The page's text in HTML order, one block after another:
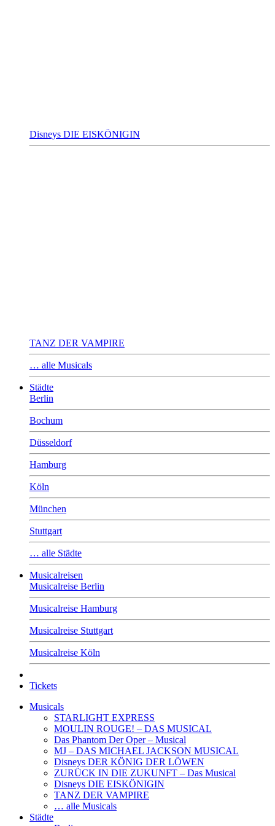
Disneys DIE EISKÖNIGIN
TANZ DER VAMPIRE
… alle Musicals
Städte
Berlin
Bochum
Düsseldorf
Hamburg
Köln
München
Stuttgart
… alle Städte
Musicalreisen
Musicalreise Berlin
Musicalreise Hamburg
Musicalreise Stuttgart
Musicalreise Köln
Tickets
Musicals
STARLIGHT EXPRESS
MOULIN ROUGE! – DAS MUSICAL
Das Phantom Der Oper – Musical
MJ – DAS MICHAEL JACKSON MUSICAL
Disneys DER KÖNIG DER LÖWEN
ZURÜCK IN DIE ZUKUNFT – Das Musical
Disneys DIE EISKÖNIGIN
TANZ DER VAMPIRE
… alle Musicals
Städte